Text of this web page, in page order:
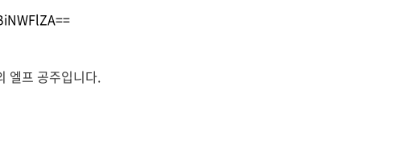
엘프 공주입니다.